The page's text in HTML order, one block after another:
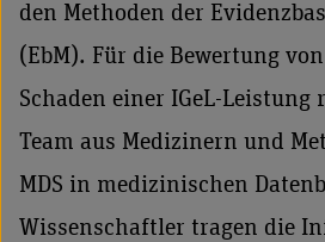
den Methoden der
(EbM). Für die Bewertung
Schaden einer IGeL-Leistung
Team aus Medizinern und
MDS in medizinischen
Wissenschaftler tragen die